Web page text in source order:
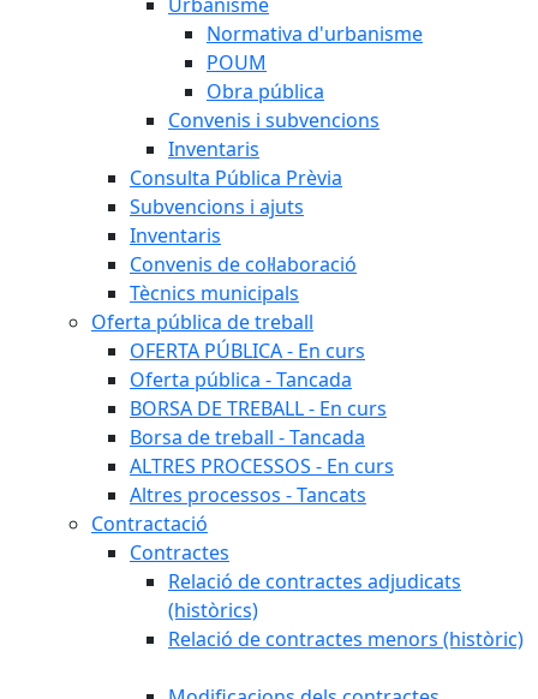
Normativa d'urbanisme
POUM
Obra pública
Convenis i subvencions
Inventaris
Consulta Pública Prèvia
Subvencions i ajuts
Inventaris
Convenis de col·laboració
Tècnics municipals
Oferta pública de treball
OFERTA PÚBLICA - En curs
Oferta pública - Tancada
BORSA DE TREBALL - En curs
Borsa de treball - Tancada
ALTRES PROCESSOS - En curs
Altres processos - Tancats
Contractació
Contractes
Relació de contractes adjudicats
(històrics)
Relació de contractes menors (històric)